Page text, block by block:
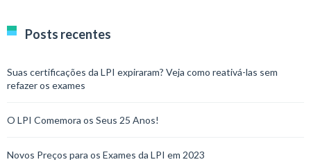
Posts recentes
Suas certificações da LPI expiraram? Veja como reativá-las sem
refazer os exames
O LPI Comemora os Seus 25 Anos!
Novos Preços para os Exames da LPI em 2023